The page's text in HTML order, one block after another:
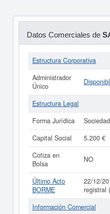
Datos Comerciales de
Estructura Corporativa
Administrador
Único
Estructura Legal
Forma Jurídica
Capital Social
5.200 €
Cotiza en
Bolsa
NO
Último Acto
BORME
22/12/
registral
Información Comercial